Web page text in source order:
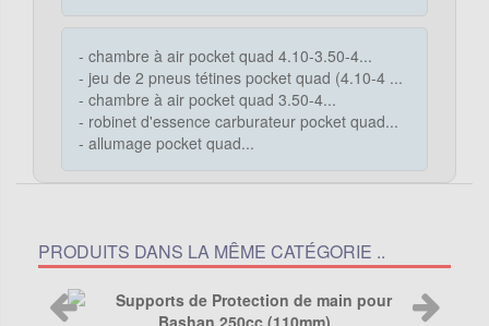
- chambre à air pocket quad 4.10-3.50-4...
- jeu de 2 pneus tétines pocket quad (4.10-4 ...
- chambre à air pocket quad 3.50-4...
- robinet d'essence carburateur pocket quad...
- allumage pocket quad...
PRODUITS DANS LA MÊME CATÉGORIE ..